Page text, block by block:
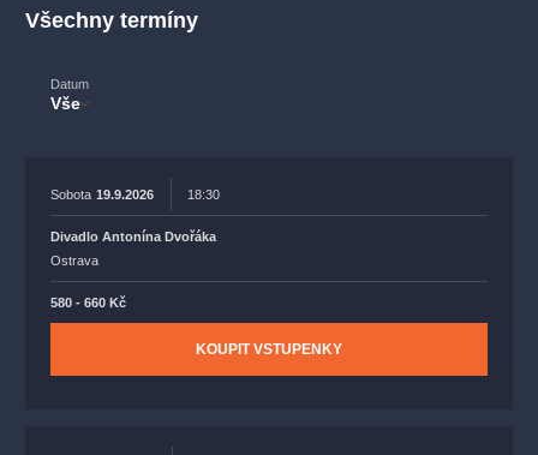
Všechny termíny
Datum
Vše
Sobota 19.9.2026 18:30
Divadlo Antonína Dvořáka
Ostrava
580 - 660 Kč
KOUPIT VSTUPENKY